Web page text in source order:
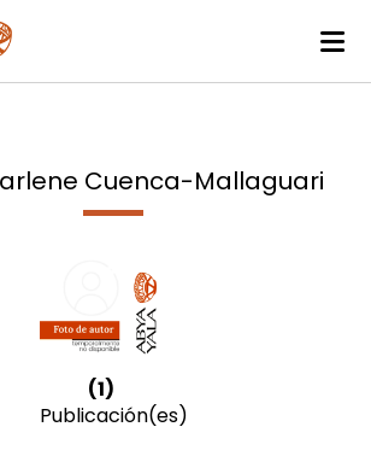
Cuenca-Mallaguari
(1)
Publicación(es)